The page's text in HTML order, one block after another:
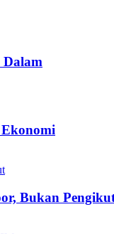
Dalam
Bukan